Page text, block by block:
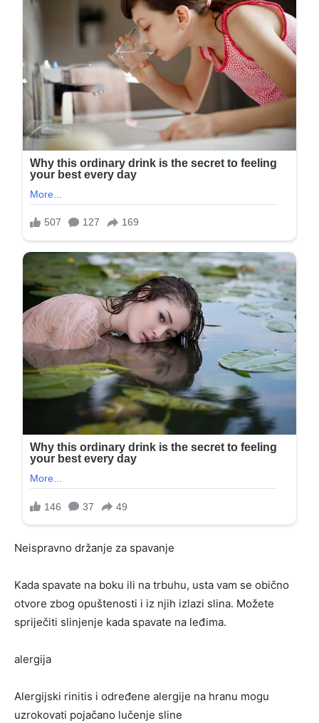
Neispravno držanje za spavanje
Kada spavate na boku ili na trbuhu, usta vam se obično
otvore zbog opuštenosti i iz njih izlazi slina. Možete
spriječiti slinjenje kada spavate na leđima.
alergija
Alergijski rinitis i određene alergije na hranu mogu
uzrokovati pojačano lučenje sline